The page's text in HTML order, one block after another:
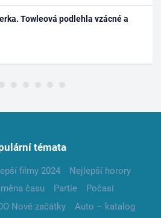
Towleová podlehla vzácné a
témata
filmy 2024
Nejlepší horory
času Partie
Počasí
Nové začátky
Auto – katalog